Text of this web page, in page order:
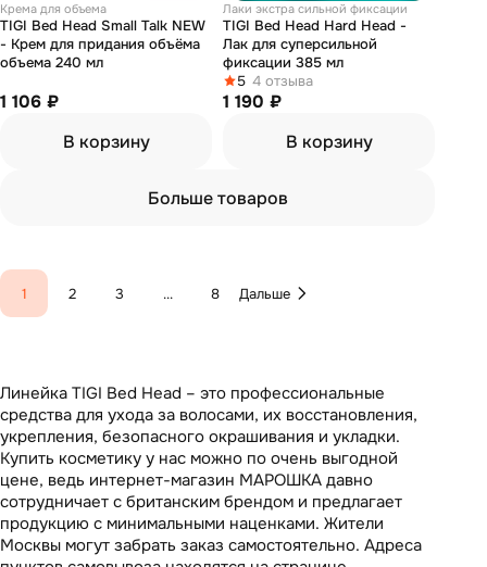
Крема для объема
TIGI Bed Head Small Talk NEW
- Крем для придания объёма
объема 240 мл
1 106 ₽
В корзину
Лаки экстра сильной фиксации
TIGI Bed Head Hard Head -
Лак для суперсильной
фиксации 385 мл
5 4 отзыва
1 190 ₽
В корзину
Больше товаров
1 2 3 ... 8 Дальше
Линейка TIGI Bed Head – это профессиональные
средства для ухода за волосами, их восстановления,
укрепления, безопасного окрашивания и укладки.
Купить косметику у нас можно по очень выгодной
цене, ведь интернет-магазин МАРОШКА давно
сотрудничает с британским брендом и предлагает
продукцию с минимальными наценками. Жители
Москвы могут забрать заказ самостоятельно. Адреса